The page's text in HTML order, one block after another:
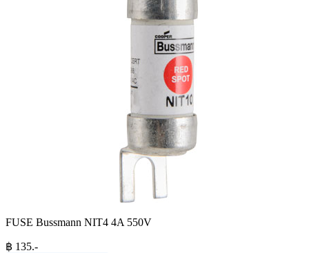
FUSE Bussmann NIT4 4A 550V
฿ 135.-